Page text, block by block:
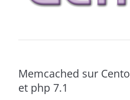
Memcached sur
et php 7.1